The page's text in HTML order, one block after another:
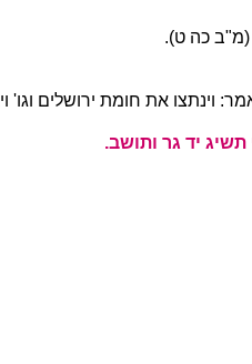
(מ"ב כה ט).
וינתצו את חומת ירושלים וגו'
תשיג יד גר ותושב.